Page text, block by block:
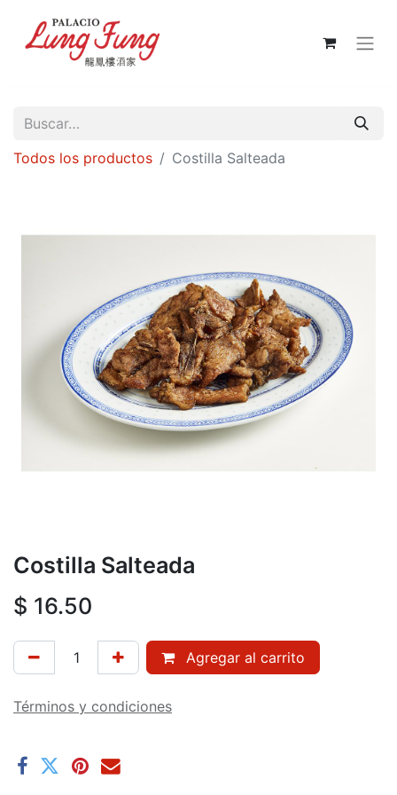
Todos los productos Costilla Salteada
Costilla Salteada
$ 16.50
Agregar al carrito
Términos y condiciones